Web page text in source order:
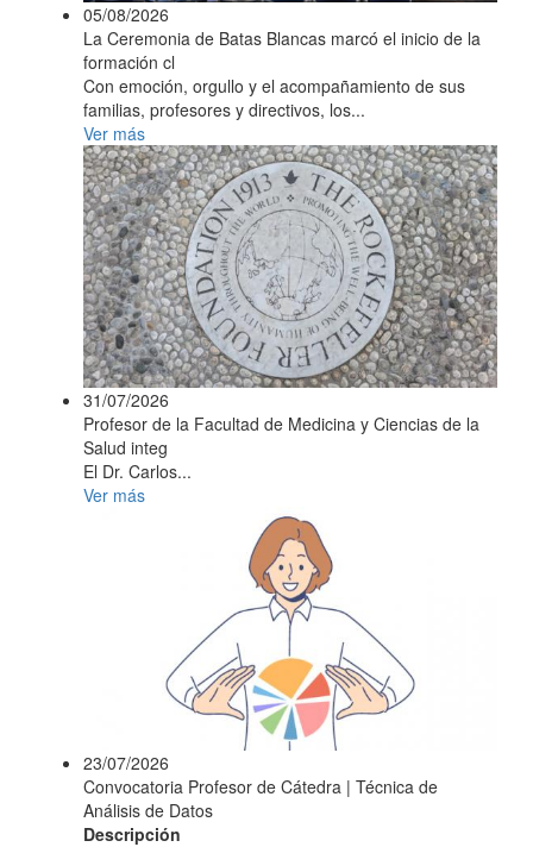
05/08/2026
La Ceremonia de Batas Blancas marcó el inicio de la
formación cl
Con emoción, orgullo y el acompañamiento de sus
familias, profesores y directivos, los...
Ver más
31/07/2026
Profesor de la Facultad de Medicina y Ciencias de la
Salud integ
El Dr. Carlos...
Ver más
23/07/2026
Convocatoria Profesor de Cátedra | Técnica de
Análisis de Datos
Descripción